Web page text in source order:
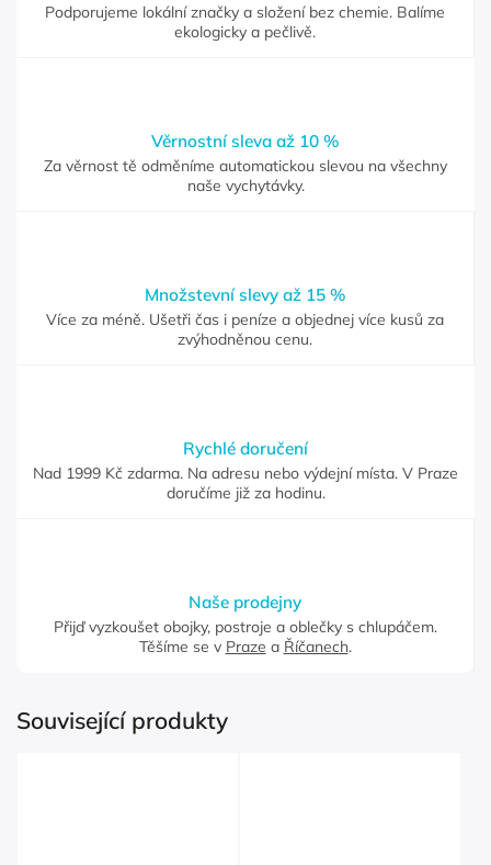
Podporujeme lokální značky a složení bez chemie. Balíme
ekologicky a pečlivě.
Věrnostní sleva až 10 %
Za věrnost tě odměníme automatickou slevou na všechny
naše vychytávky.
Množstevní slevy až 15 %
Více za méně. Ušetři čas i peníze a objednej více kusů za
zvýhodněnou cenu.
Rychlé doručení
Nad 1999 Kč zdarma. Na adresu nebo výdejní místa. V Praze
doručíme již za hodinu.
Naše prodejny
Přijď vyzkoušet obojky, postroje a oblečky s chlupáčem.
Těšíme se v Praze a Říčanech.
Související produkty